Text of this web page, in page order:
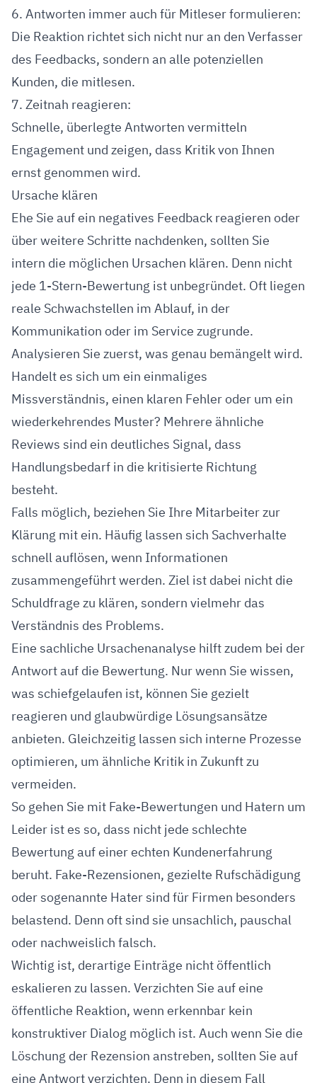
6. Antworten immer auch für Mitleser formulieren:
Die Reaktion richtet sich nicht nur an den Verfasser
des Feedbacks, sondern an alle potenziellen
Kunden, die mitlesen.
7. Zeitnah reagieren:
Schnelle, überlegte Antworten vermitteln
Engagement und zeigen, dass Kritik von Ihnen
ernst genommen wird.
Ursache klären
Ehe Sie auf ein negatives Feedback reagieren oder
über weitere Schritte nachdenken, sollten Sie
intern die möglichen Ursachen klären. Denn nicht
jede 1-Stern-Bewertung ist unbegründet. Oft liegen
reale Schwachstellen im Ablauf, in der
Kommunikation oder im Service zugrunde.
Analysieren Sie zuerst, was genau bemängelt wird.
Handelt es sich um ein einmaliges
Missverständnis, einen klaren Fehler oder um ein
wiederkehrendes Muster? Mehrere ähnliche
Reviews sind ein deutliches Signal, dass
Handlungsbedarf in die kritisierte Richtung
besteht.
Falls möglich, beziehen Sie Ihre Mitarbeiter zur
Klärung mit ein. Häufig lassen sich Sachverhalte
schnell auflösen, wenn Informationen
zusammengeführt werden. Ziel ist dabei nicht die
Schuldfrage zu klären, sondern vielmehr das
Verständnis des Problems.
Eine sachliche Ursachenanalyse hilft zudem bei der
Antwort auf die Bewertung. Nur wenn Sie wissen,
was schiefgelaufen ist, können Sie gezielt
reagieren und glaubwürdige Lösungsansätze
anbieten. Gleichzeitig lassen sich interne Prozesse
optimieren, um ähnliche Kritik in Zukunft zu
vermeiden.
So gehen Sie mit Fake-Bewertungen und Hatern um
Leider ist es so, dass nicht jede schlechte
Bewertung auf einer echten Kundenerfahrung
beruht. Fake-Rezensionen, gezielte Rufschädigung
oder sogenannte Hater sind für Firmen besonders
belastend. Denn oft sind sie unsachlich, pauschal
oder nachweislich falsch.
Wichtig ist, derartige Einträge nicht öffentlich
eskalieren zu lassen. Verzichten Sie auf eine
öffentliche Reaktion, wenn erkennbar kein
konstruktiver Dialog möglich ist. Auch wenn Sie die
Löschung der Rezension anstreben, sollten Sie auf
eine Antwort verzichten. Denn in diesem Fall